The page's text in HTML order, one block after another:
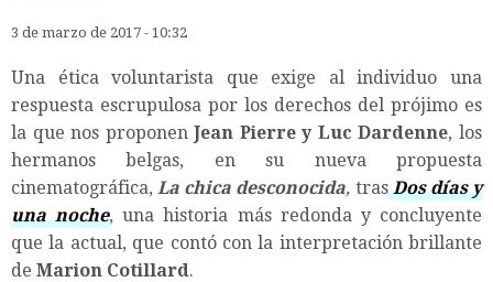
3 de marzo de 2017 - 10:32
Una ética voluntarista que exige al individuo una
respuesta escrupulosa por los derechos del prójimo es
la que nos proponenJean Pierre y Luc Dardenne, los
hermanos belgas, en su nueva propuesta
cinematográfica,La chica desconocida, trasDos días y
una noche, una historia más redonda y concluyente
que la actual, que contó con la interpretación brillante
de Marion Cotillard.